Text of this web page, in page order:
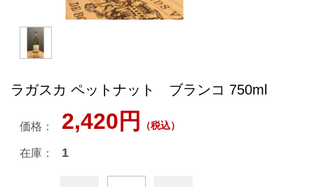
ラガスカ ペットナット ブランコ 750ml
価格： 2,420円 （税込）
在庫： 1